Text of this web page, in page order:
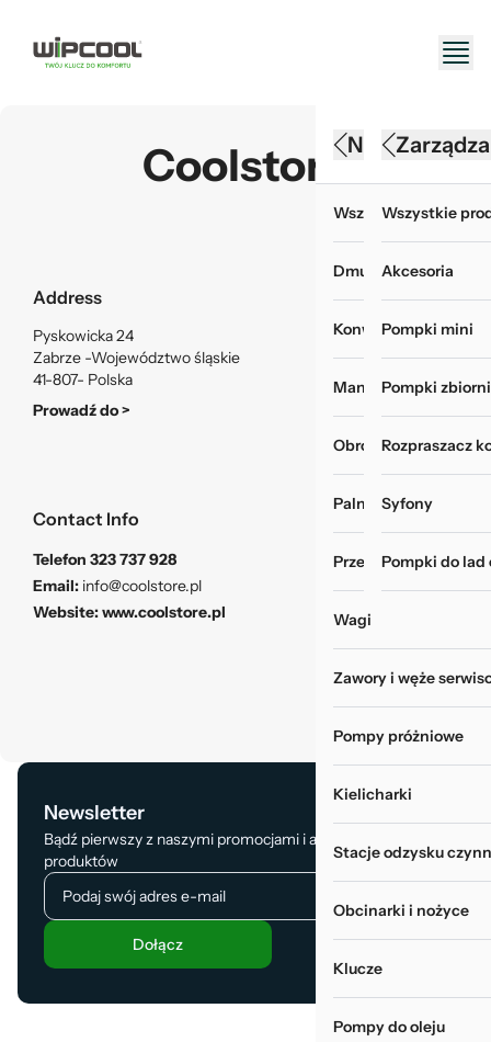
Wszystkie
Akcesoria do
Chemia i
Myjki ciśnieniowe
Pokrowce do
Myjki do rur i
Narzędzia
Wszystkie produkty
Dmuchawy
Konwertery, baterie i
Manometry i
Obróbka rur
Palniki i zgrzewarki
Przechowywanie
Wagi
Zawory i węże
Pompy próżniowe
Kielicharki
Stacje odzysku
Obcinarki i nożyce
Klucze
Pompy do oleju
Wszystkie
Akcesoria
Pompki mini
Pompki
Rozpraszacz
Syfony
Pompki do lad
Coolstore
Address
Pyskowicka 24
Zabrze -Województwo śląskie
41-807- Polska
Prowadź do >
Contact Info
Telefon 323 737 928
Email: info@coolstore.pl
Website:www.coolstore.pl
Newsletter
Bądź pierwszy z naszymi promocjami i aktualizacją
produktów
Dołącz